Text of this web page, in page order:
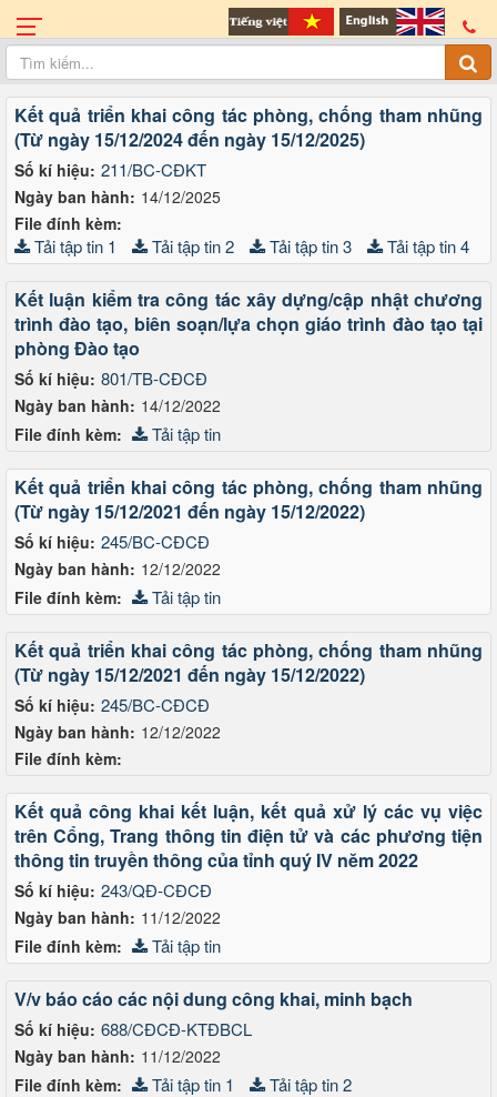
Số kí hiệu: 211/BC-CĐKT
Ngày ban hành: 14/12/2025
Kết quả triển khai công tác phòng, chống tham nhũng
(Từ ngày 15/12/2024 đến ngày 15/12/2025)
File đính kèm:
Tải tập tin 1 Tải tập tin 2 Tải tập tin 3 Tải tập tin 4
Số kí hiệu: 801/TB-CĐCĐ
Ngày ban hành: 14/12/2022
Kết luận kiểm tra công tác xây dựng/cập nhật chương
trình đào tạo, biên soạn/lựa chọn giáo trình đào tạo tại
phòng Đào tạo
File đính kèm: Tải tập tin
Số kí hiệu: 245/BC-CĐCĐ
Ngày ban hành: 12/12/2022
Kết quả triển khai công tác phòng, chống tham nhũng
(Từ ngày 15/12/2021 đến ngày 15/12/2022)
File đính kèm: Tải tập tin
Số kí hiệu: 245/BC-CĐCĐ
Ngày ban hành: 12/12/2022
Kết quả triển khai công tác phòng, chống tham nhũng
(Từ ngày 15/12/2021 đến ngày 15/12/2022)
File đính kèm:
Số kí hiệu: 243/QĐ-CĐCĐ
Ngày ban hành: 11/12/2022
Kết quả công khai kết luận, kết quả xử lý các vụ việc
trên Cổng, Trang thông tin điện tử và các phương tiện
thông tin truyền thông của tỉnh quý IV nĕm 2022
File đính kèm: Tải tập tin
Số kí hiệu: 688/CĐCĐ-KTĐBCL
Ngày ban hành: 11/12/2022
V/v báo cáo các nội dung công khai, minh bạch
File đính kèm: Tải tập tin 1 Tải tập tin 2